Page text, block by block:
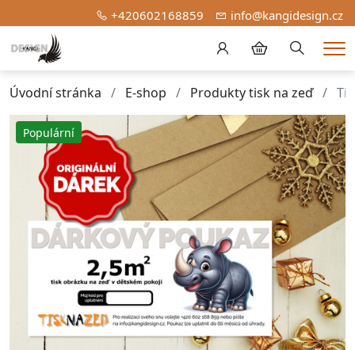
+420602168859 info@kangidesign.cz
Hledání
Úvodní stránka E-shop Produkty tisk na zeď
Populární